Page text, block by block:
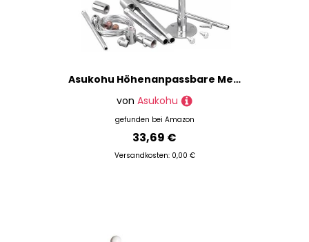
Asukohu Höhenanpassbare Metallstruktur Für Töpferwaren Einschließlich Stahldrahtzubehör Mit Schweren Metallskulpturenhalterung
von Asukohu
gefunden bei Amazon
33,69 €
Versandkosten: 0,00 €